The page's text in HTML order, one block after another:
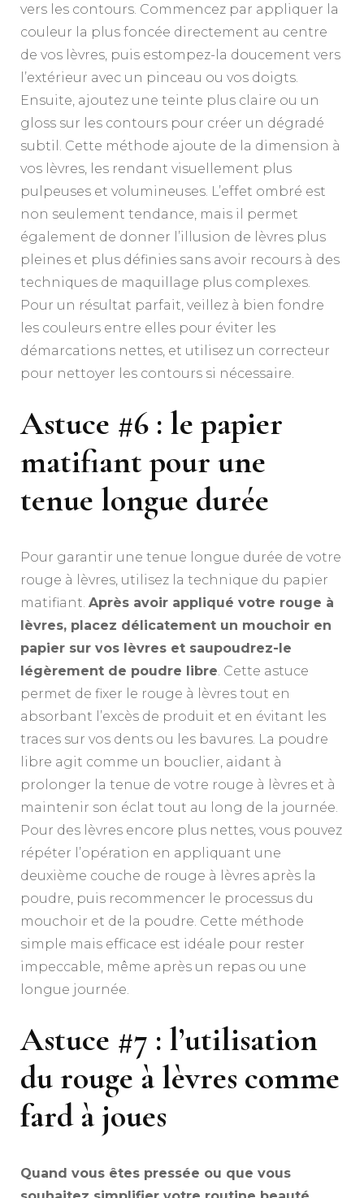
vers les contours. Commencez par appliquer la
couleur la plus foncée directement au centre
de vos lèvres, puis estompez-la doucement vers
l’extérieur avec un pinceau ou vos doigts.
Ensuite, ajoutez une teinte plus claire ou un
gloss sur les contours pour créer un dégradé
subtil. Cette méthode ajoute de la dimension à
vos lèvres, les rendant visuellement plus
pulpeuses et volumineuses. L’effet ombré est
non seulement tendance, mais il permet
également de donner l’illusion de lèvres plus
pleines et plus définies sans avoir recours à des
techniques de maquillage plus complexes.
Pour un résultat parfait, veillez à bien fondre
les couleurs entre elles pour éviter les
démarcations nettes, et utilisez un correcteur
pour nettoyer les contours si nécessaire.
Astuce #6 : le papier
matifiant pour une
tenue longue durée
Pour garantir une tenue longue durée de votre
rouge à lèvres, utilisez la technique du papier
matifiant. Après avoir appliqué votre rouge à
lèvres, placez délicatement un mouchoir en
papier sur vos lèvres et saupoudrez-le
légèrement de poudre libre. Cette astuce
permet de fixer le rouge à lèvres tout en
absorbant l’excès de produit et en évitant les
traces sur vos dents ou les bavures. La poudre
libre agit comme un bouclier, aidant à
prolonger la tenue de votre rouge à lèvres et à
maintenir son éclat tout au long de la journée.
Pour des lèvres encore plus nettes, vous pouvez
répéter l’opération en appliquant une
deuxième couche de rouge à lèvres après la
poudre, puis recommencer le processus du
mouchoir et de la poudre. Cette méthode
simple mais efficace est idéale pour rester
impeccable, même après un repas ou une
longue journée.
Astuce #7 : l’utilisation
du rouge à lèvres comme
fard à joues
Quand vous êtes pressée ou que vous